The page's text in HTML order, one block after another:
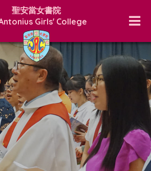
聖安當女書院
Girls' College